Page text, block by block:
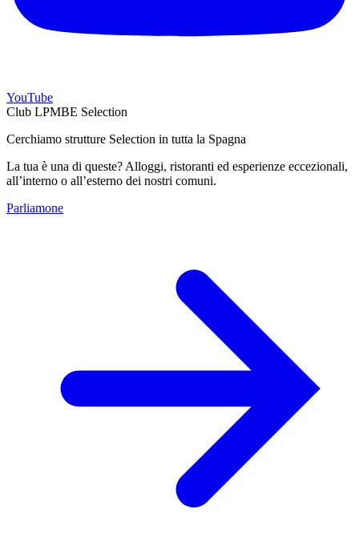
YouTube
Club LPMBE Selection
Cerchiamo strutture Selection in tutta la Spagna
La tua è una di queste? Alloggi, ristoranti ed esperienze eccezionali,
all’interno o all’esterno dei nostri comuni.
Parliamone